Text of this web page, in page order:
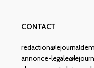
CONTACT
annonce-